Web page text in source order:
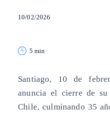
10/02/2026
5 min
Santiago, 10 de
anuncia el cierre de su
Chile, culminando 35